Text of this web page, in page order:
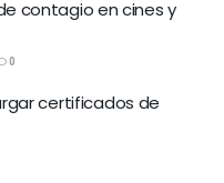
contagio en cines y
0
certificados de